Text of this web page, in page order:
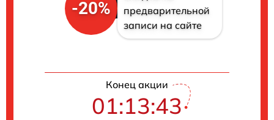
-20%
предварительной
записи на сайте
Конец акции
01:13:42